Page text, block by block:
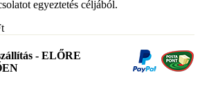
egyeztetés céljából.
- ELŐRE